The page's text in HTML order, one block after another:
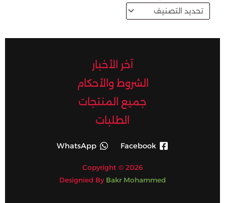
آخر الأخبار
الشروط والأحكام
جميع المنتجات
الطلبات
Facebook
WhatsApp
Copyright © 2026
Designied By Bakr Mohammed